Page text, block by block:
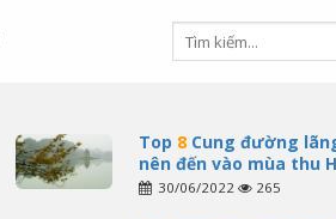
Top 8Cung đường
nên đến vào mùa thu
30/06/2022 265